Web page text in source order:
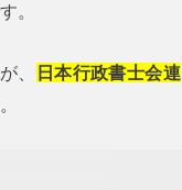
。
、
日本行政書士会連